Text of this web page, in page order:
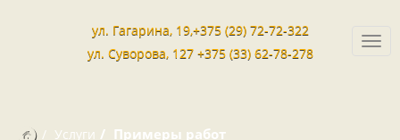
ул. Гагарина, 19,+375 (29) 72-72-322
ул. Суворова, 127 +375 (33) 62-78-278
Услуги Примеры работ